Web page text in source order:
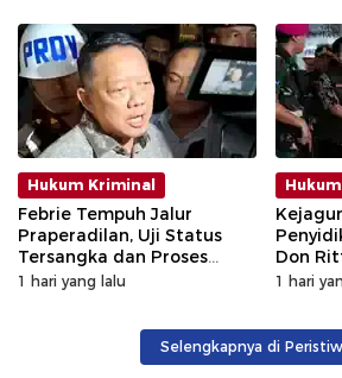
Hukum Kriminal
Febrie Tempuh Jalur
Praperadilan, Uji Status
Tersangka dan Proses
Penyidikan
1 hari yang lalu
Don
1 hari
Selengkapnya di